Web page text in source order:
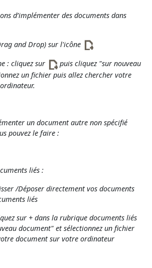
d’implémenter des documents dans
and Drop) sur l'icône
: cliquez sur
puis cliquez "sur nouveau
un fichier puis allez chercher votre
un document autre non spécifié
pouvez le faire :
liés :
directement vos documents
liés
dans la rubrique documents liés
document" et sélectionnez un fichier
document sur votre ordinateur